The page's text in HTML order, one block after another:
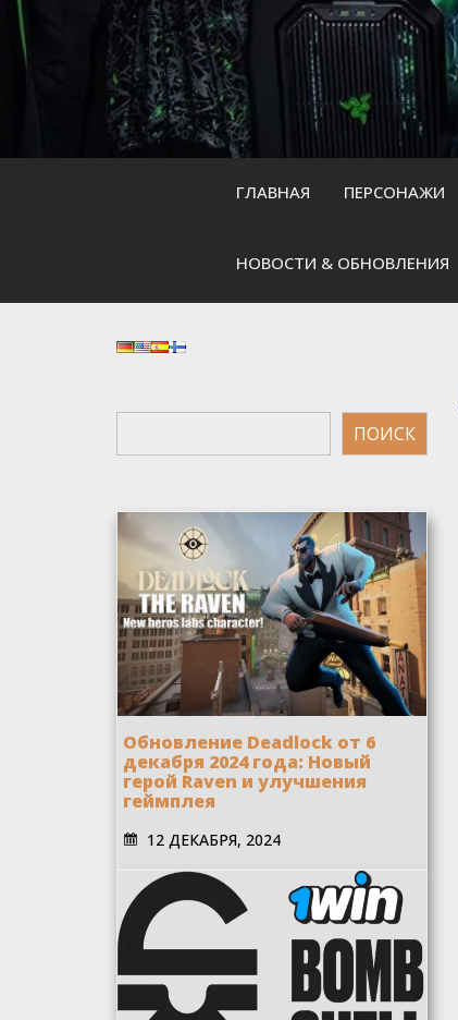
Skip
content
ГЛАВНАЯ ПЕРСОНАЖИ
НОВОСТИ & ОБНОВЛЕНИЯ
Поиск
ПОИСК
Обновление Deadlock от 6
декабря 2024 года: Новый
герой Raven и улучшения
геймплея
12 ДЕКАБРЯ, 2024